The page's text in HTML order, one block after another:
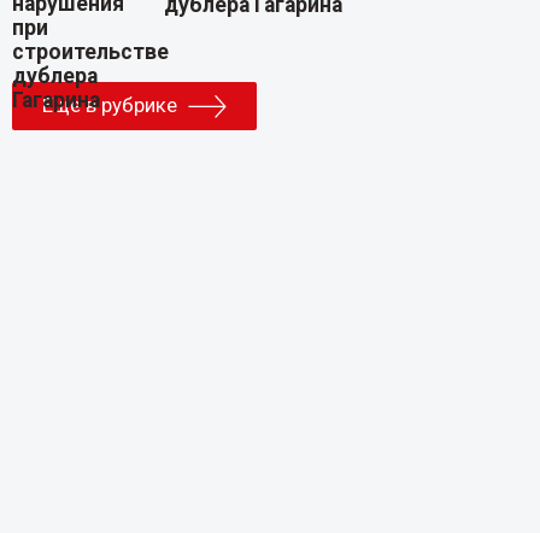
дублера Гагарина
Еще в рубрике